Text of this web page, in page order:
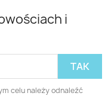
i
celu należy odnaleźć